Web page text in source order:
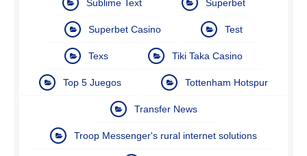
Sublime Text Superbet
Superbet Casino Test
Texs Tiki Taka Casino
Top 5 Juegos Tottenham Hotspur
Transfer News
Troop Messenger's rural internet solutions